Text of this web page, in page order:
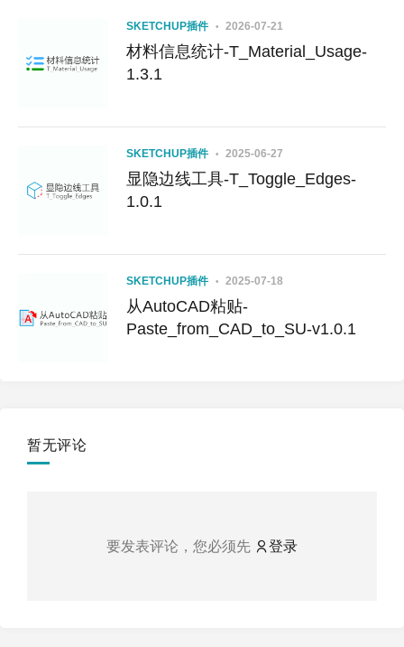
SKETCHUP插件 2026-07-21
材料信息统计-T_Material_Usage-
1.3.1
SKETCHUP插件 2025-06-27
显隐边线工具-T_Toggle_Edges-
1.0.1
SKETCHUP插件 2025-07-18
从AutoCAD粘贴-
Paste_from_CAD_to_SU-v1.0.1
暂无评论
要发表评论，您必须先 登录